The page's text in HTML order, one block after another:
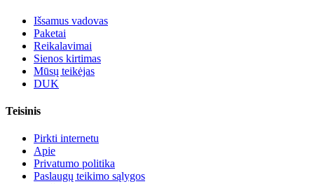
Išsamus vadovas
Paketai
Reikalavimai
Sienos kirtimas
Mūsų teikėjas
DUK
Teisinis
Pirkti internetu
Apie
Privatumo politika
Paslaugų teikimo sąlygos